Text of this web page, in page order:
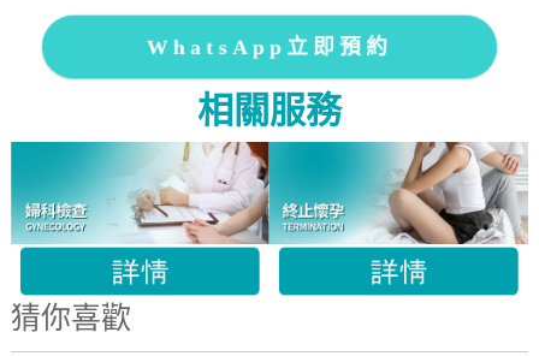
WhatsApp立即預約
相關服務
猜你喜歡